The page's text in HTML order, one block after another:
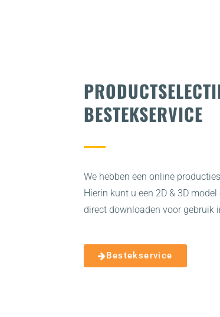
BESTEKSERVICE
We hebben een online
Hierin kunt u een 2D & 3D
direct downloaden voor gebruik
Bestekservice